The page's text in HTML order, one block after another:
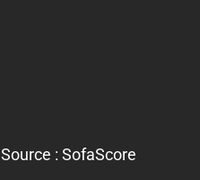
Source : SofaScore